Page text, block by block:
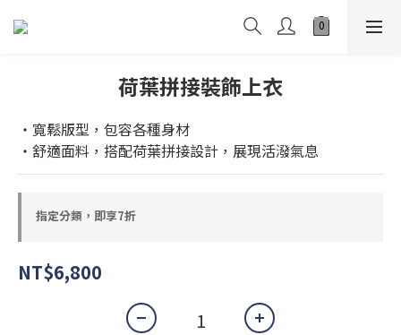
荷葉拼接裝飾上衣
・寬鬆版型，包容各種身材
・舒適面料，搭配荷葉拼接設計，展現活潑氣息
指定分類，即享7折
NT$6,800